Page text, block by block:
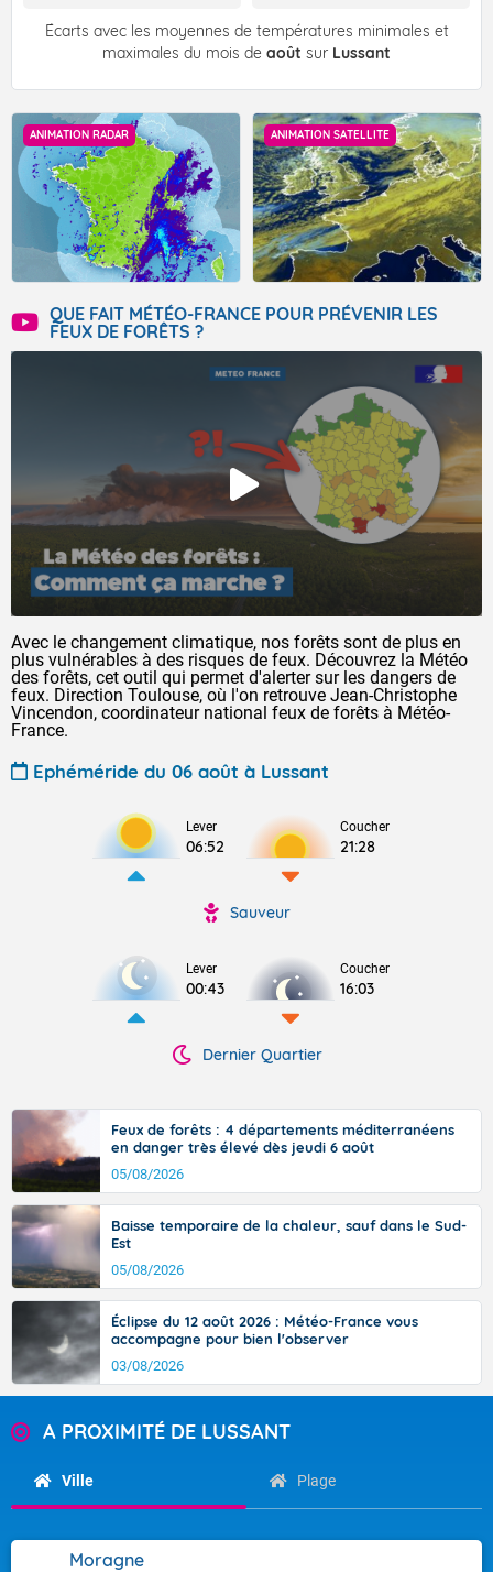
Écarts avec les moyennes de températures minimales et
maximales du mois de août sur Lussant
ANIMATION RADAR ANIMATION SATELLITE
QUE FAIT MÉTÉO-FRANCE POUR PRÉVENIR LES
FEUX DE FORÊTS ?
Avec le changement climatique, nos forêts sont de plus en
plus vulnérables à des risques de feux. Découvrez la Météo
des forêts, cet outil qui permet d'alerter sur les dangers de
feux. Direction Toulouse, où l'on retrouve Jean-Christophe
Vincendon, coordinateur national feux de forêts à Météo-
France.
Ephéméride du 06 août à Lussant
Lever
06:52
Coucher
21:28
Sauveur
Lever
00:43
Coucher
16:03
Dernier Quartier
Feux de forêts : 4 départements méditerranéens
en danger très élevé dès jeudi 6 août
05/08/2026
Baisse temporaire de la chaleur, sauf dans le Sud-
Est
05/08/2026
Éclipse du 12 août 2026 : Météo-France vous
accompagne pour bien l'observer
03/08/2026
A PROXIMITÉ DE LUSSANT
Ville Plage
Moragne